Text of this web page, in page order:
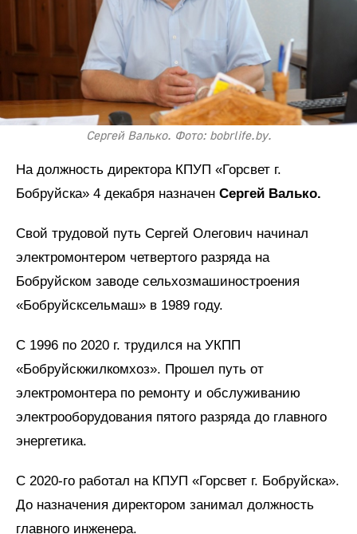
Сергей Валько. Фото: bobrlife.by.
На должность директора КПУП «Горсвет г.
Бобруйска» 4 декабря назначен Сергей Валько.
Свой трудовой путь Сергей Олегович начинал
электромонтером четвертого разряда на
Бобруйском заводе сельхозмашиностроения
«Бобруйсксельмаш» в 1989 году.
С 1996 по 2020 г. трудился на УКПП
«Бобруйскжилкомхоз». Прошел путь от
электромонтера по ремонту и обслуживанию
электрооборудования пятого разряда до главного
энергетика.
С 2020-го работал на КПУП «Горсвет г. Бобруйска».
До назначения директором занимал должность
главного инженера.